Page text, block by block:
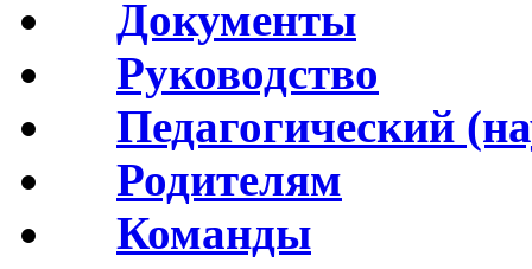
Документы
Руководство
Педагогический
Родителям
Команды